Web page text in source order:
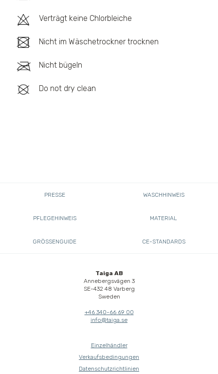
Verträgt keine Chlorbleiche
Nicht im Wäschetrockner trocknen
Nicht bügeln
Do not dry clean
PRESSE WASCHHINWEIS
PFLEGEHINWEIS MATERIAL
GRÖSSENGUIDE CE-STANDARDS
Taiga AB
Annebergsvägen 3
SE-432 48 Varberg
Sweden
+46 340-66 69 00
info@taiga.se
Einzelhändler
Verkaufsbedingungen
Datenschutzrichtlinien